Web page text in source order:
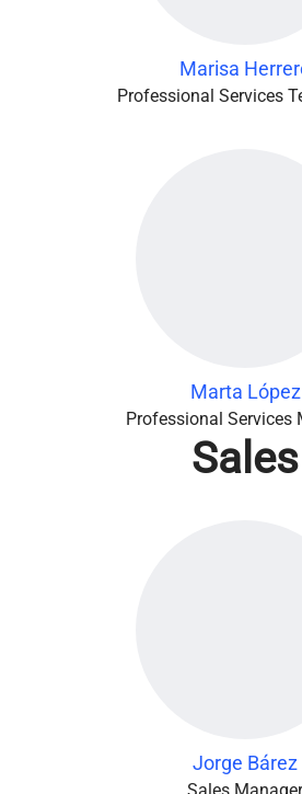
Marisa
Professional Services
Marta López
Professional Services
Sales
Jorge Bárez